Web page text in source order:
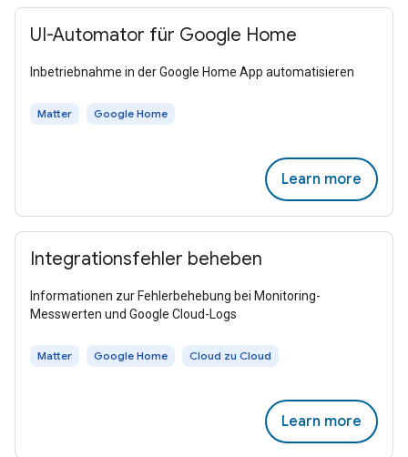
UI-Automator für Google Home
Inbetriebnahme in der Google Home App automatisieren
Matter Google Home
Learn more
Integrationsfehler beheben
Informationen zur Fehlerbehebung bei Monitoring-
Messwerten und Google Cloud-Logs
Matter Google Home Cloud zu Cloud
Learn more